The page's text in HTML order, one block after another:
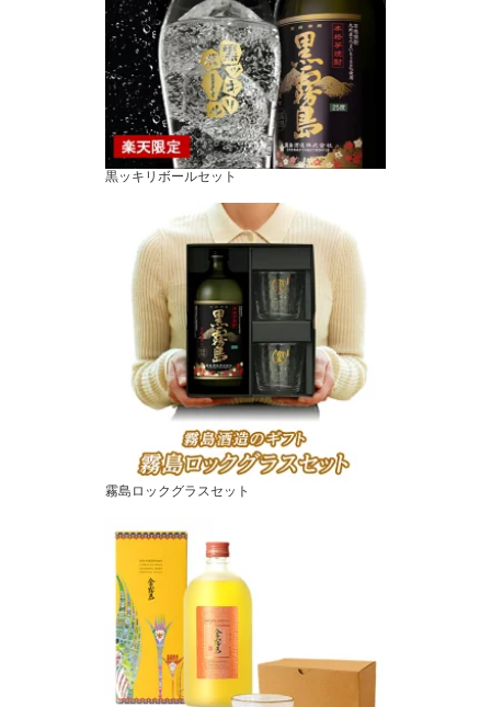
黒ッキリボールセット
霧島ロックグラスセット